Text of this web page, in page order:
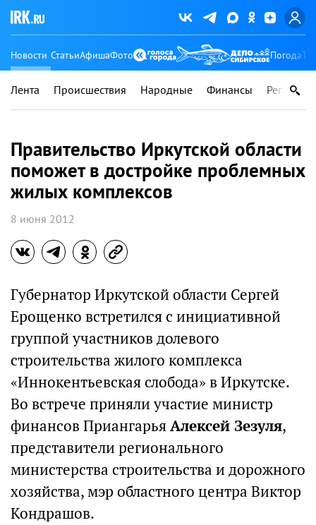
Новости СтатьиАфишаФото Погода
Лента Происшествия Народные Финансы Регионы
Правительство Иркутской области
поможет в достройке проблемных
жилых комплексов
8 июня 2012
Губернатор Иркутской области Сергей
Ерощенко встретился с инициативной
группой участников долевого
строительства жилого комплекса
«Иннокентьевская слобода» в Иркутске.
Во встрече приняли участие министр
финансов ПриангарьяАлексей Зезуля,
представители регионального
министерства строительства и дорожного
хозяйства, мэр областного центра Виктор
Кондрашов.